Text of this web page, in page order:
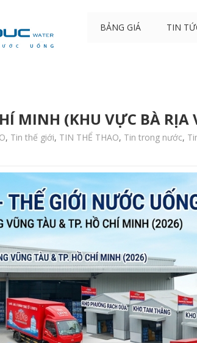
BẢNG GIÁ TIN
MINH (KHU VỰC BÀ RỊA
, Tin thế giới, TIN THỂ THAO, Tin trong nước,